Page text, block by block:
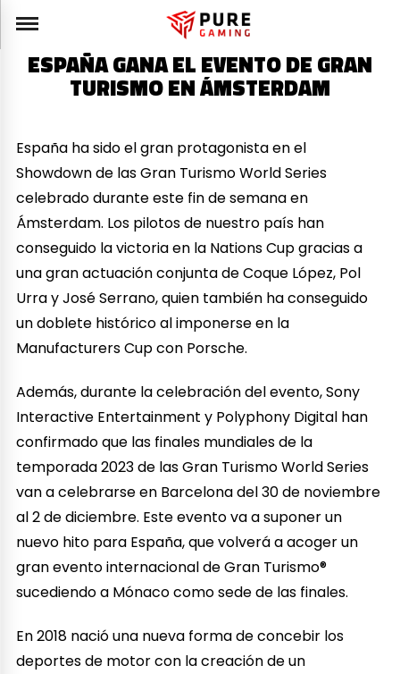
ESPAÑA GANA EL EVENTO DE GRAN
TURISMO EN ÁMSTERDAM
España ha sido el gran protagonista en el
Showdown de las Gran Turismo World Series
celebrado durante este fin de semana en
Ámsterdam. Los pilotos de nuestro país han
conseguido la victoria en la Nations Cup gracias a
una gran actuación conjunta de Coque López, Pol
Urra y José Serrano, quien también ha conseguido
un doblete histórico al imponerse en la
Manufacturers Cup con Porsche.
Además, durante la celebración del evento, Sony
Interactive Entertainment y Polyphony Digital han
confirmado que las finales mundiales de la
temporada 2023 de las Gran Turismo World Series
van a celebrarse en Barcelona del 30 de noviembre
al 2 de diciembre. Este evento va a suponer un
nuevo hito para España, que volverá a acoger un
gran evento internacional de Gran Turismo®
sucediendo a Mónaco como sede de las finales.
En 2018 nació una nueva forma de concebir los
deportes de motor con la creación de un